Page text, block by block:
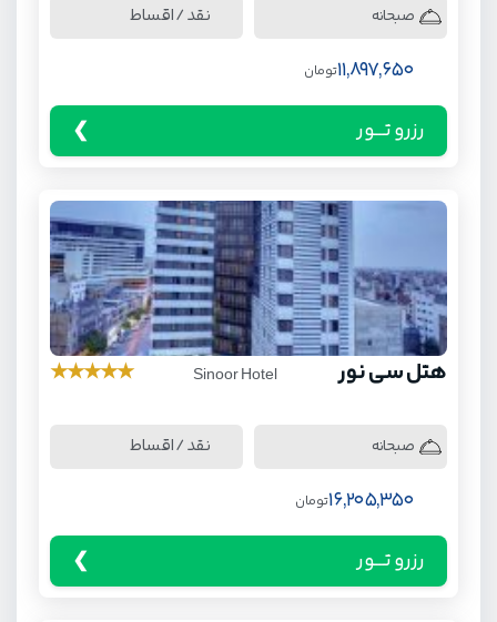
صبحانه نقد / اقساط
11,897,650تومان
رزرو تـــور
هتل سی نور Sinoor Hotel
★
★
★
★
★
صبحانه نقد / اقساط
16,205,350تومان
رزرو تـــور